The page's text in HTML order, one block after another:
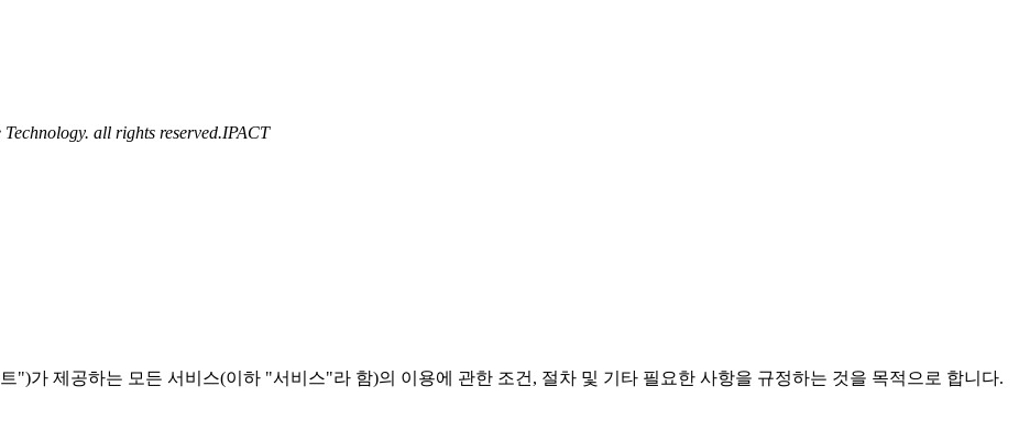
all rights reserved.IPACT
")가 제공하는 모든 서비스(이하 "서비스"라 함)의 이용에 관한 조건, 절차 및 기타 필요한 사항을 규정하는 것을 목적으로 합니다.